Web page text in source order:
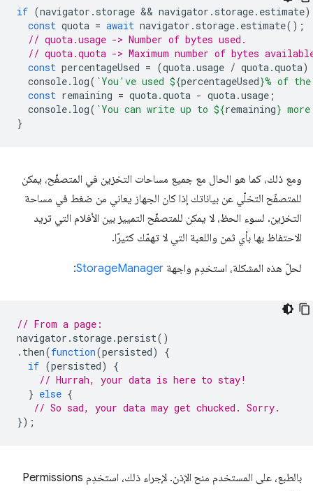
if (navigator . storage && navigator . storage. estimate)
const quota = await navigator . storage. estimate();
// quota.usage -> Number of bytes used.
// quota.quota -> Maximum number of bytes
const percentageUsed = (quota.usage / quota.quota)
console. log( `You've used ${percentageUsed}% of
const remaining = quota.quota - quota.usage ;
console. log( `You can write up to ${remaining}
}
ومع ذلك، كما هو الحال مع جميع مساحات التخزين في المتصفّح، يمكن
للمتصفّح التخلّي عن بياناتك إذا كان الجهاز يعاني من ضغط في مساحة
التخزين. لسوء الحظ، لا يمكن للمتصفّح التمييز بين الأفلام التي تريد
الاحتفاظ بها بأي ثمن واللعبة التي لا تهمّك كثيرًا.
لحلّ هذه المشكلة، استخدِم واجهة StorageManager
:
// From a page:
navigator . storage.persist()
. then(function(persisted)
{
if (persisted)
{
// Hurrah, your data is here to stay!
} else {
// So sad, your data may get chucked. Sorry.
});
بالطبع، على المستخدم منح الإذن. لإجراء ذلك، استخدِم Permissions